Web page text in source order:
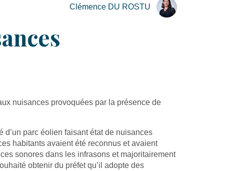
Clémence DU ROSTU
nuisances provoquées par la présence de
d’un parc éolien faisant état de nuisances
habitants avaient été reconnus et avaient
sonores dans les infrasons et majoritairement
obtenir du préfet qu’il adopte des